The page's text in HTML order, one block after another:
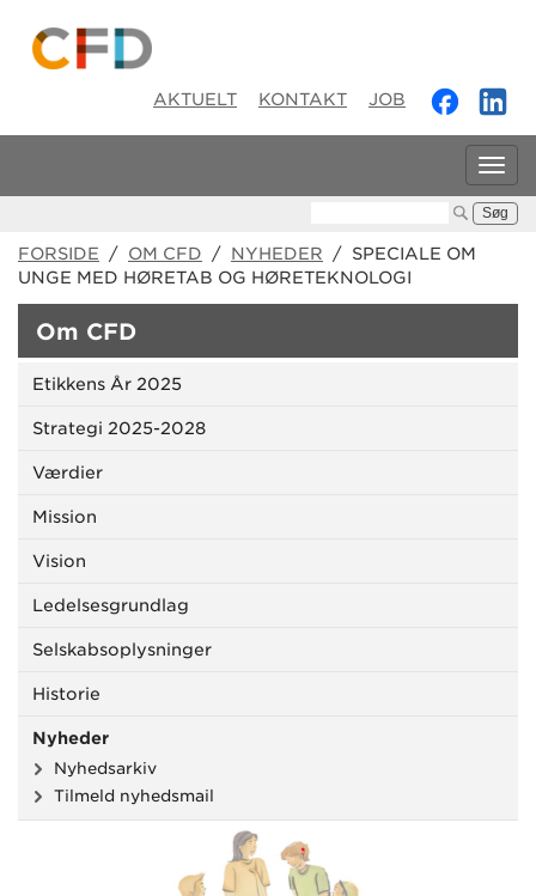
AKTUELT KONTAKT JOB
FORSIDE / OM CFD / NYHEDER / SPECIALE OM
UNGE MED HØRETAB OG HØRETEKNOLOGI
Om CFD
Etikkens År 2025
Strategi 2025-2028
Værdier
Mission
Vision
Ledelsesgrundlag
Selskabsoplysninger
Historie
Nyheder
Nyhedsarkiv
Tilmeld nyhedsmail